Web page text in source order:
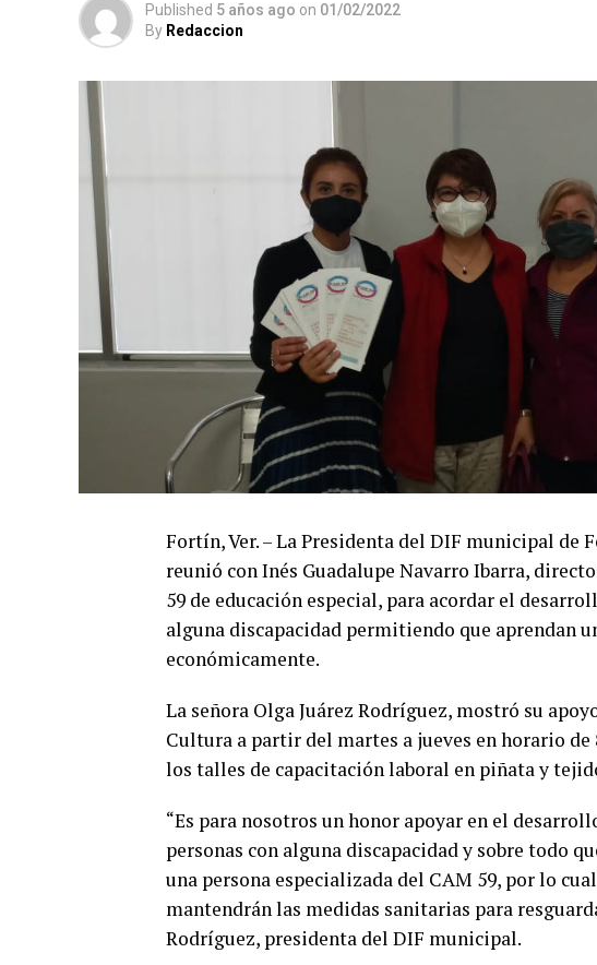
Published 5 años ago on 01/02/2022
By Redaccion
Fortín, Ver. – La Presidenta del DIF municipal de
reunió con Inés Guadalupe Navarro Ibarra,
59 de educación especial, para acordar el
alguna discapacidad permitiendo que aprendan
económicamente.
La señora Olga Juárez Rodríguez, mostró su
Cultura a partir del martes a jueves en horario de
los talles de capacitación laboral en piñata y
“Es para nosotros un honor apoyar en el
personas con alguna discapacidad y sobre todo
una persona especializada del CAM 59, por lo
mantendrán las medidas sanitarias para
Rodríguez, presidenta del DIF municipal.